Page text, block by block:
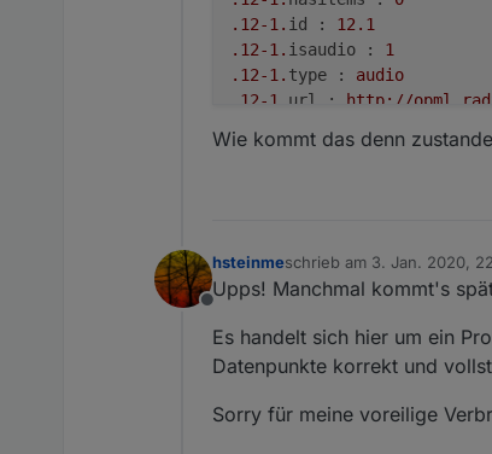
.12-1. id :
12.1
.12-1. isaudio :
1
.12-1. type :
audio
.12-1. url : http://
.12-2.Name : Radio Swiss
.12
type :
audio
-2. url : http://
.12 -3. Name : RTS Espace
.12 -3.id :
12.3
-3. isaudio :
.12
Wie kommt das denn
Offline
hsteinmeschrieb am 3. Jan. 2020,
zuletzt editiert von
Upps! Manchmal kommt's
Es handelt sich hier um ein
Datenpunkte korrekt und
Sorry für meine voreilige